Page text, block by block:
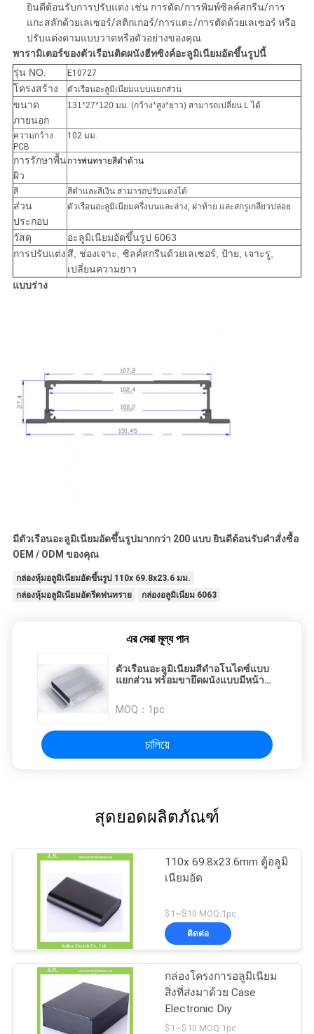
ยินดีต้อนรับการปรับแต่ง เช่น การตัด/การพิมพ์ซิลค์สกรีน/การ
แกะสลักด้วยเลเซอร์/สติกเกอร์/การแตะ/การตัดด้วยเลเซอร์ หรือ
ปรับแต่งตามแบบวาดหรือตัวอย่างของคุณ
พารามิเตอร์ของตัวเรือนติดผนังฮีทซิงค์อะลูมิเนียมอัดขึ้นรูปนี้
รุ่น NO.
E10727
โครงสร้าง ตัวเรือนอะลูมิเนียมแบบแยกส่วน
ขนาด
ภายนอก
131*27*120 มม. (กว้าง*สูง*ยาว) สามารถเปลี่ยน L ได้
ความกว้าง
PCB
102 มม.
การรักษาพื้น
ผิว
การพ่นทรายสีดำด้าน
สี สีดำและสีเงิน สามารถปรับแต่งได้
ส่วน
ประกอบ
ตัวเรือนอะลูมิเนียมครึ่งบนและล่าง, ฝาท้าย และสกรูเกลียวปล่อย
วัสดุ
อะลูมิเนียมอัดขึ้นรูป 6063
การปรับแต่ง สี, ช่องเจาะ, ซิลค์สกรีนด้วยเลเซอร์, ป้าย, เจาะรู,
เปลี่ยนความยาว
แบบร่าง
มีตัวเรือนอะลูมิเนียมอัดขึ้นรูปมากกว่า 200 แบบ ยินดีต้อนรับคำสั่งซื้อ
OEM / ODM ของคุณ
กล่องหุ้มอลูมิเนียมอัดขึ้นรูป 110x 69.8x23.6 มม.
กล่องหุ้มอลูมิเนียมอัดรีดพ่นทราย
กล่องอลูมิเนียม 6063
এর সেরা মূল্য পান
ตัวเรือนอะลูมิเนียมสีดำอโนไดซ์แบบ
แยกส่วน พร้อมขายึดผนังแบบมีหน้า
MOQ： 1pc
চালিয়ে
สุดยอดผลิตภัณฑ์
110x 69.8x23.6mm ตู้อลูมิ
เนียมอัด
$1~$10 MOQ:1pc
ติดต่อ
กล่องโครงการอลูมิเนียม
สิ่งที่ส่งมาด้วย Case
Electronic Diy
$1~$10 MOQ:1pc